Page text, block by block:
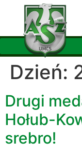
Dzień:
Drugi
Hołub-
srebro!